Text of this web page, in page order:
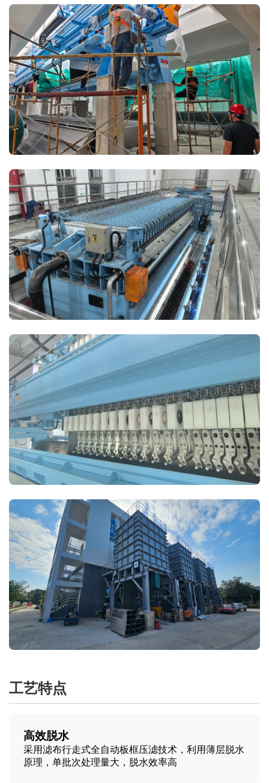
工艺特点
高效脱水
采用滤布行走式全自动板框压滤技术，利用薄层脱水
原理，单批次处理量大，脱水效率高